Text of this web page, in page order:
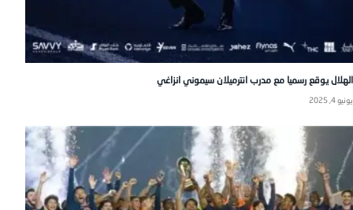
الهلال يوقع رسميا مع مدرب انترميلان سيموني انزاغي
يونيو 4, 2025